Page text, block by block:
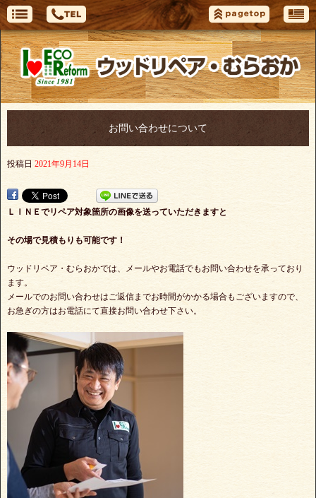
お問い合わせについて
投稿日 2021年9月14日
ＬＩＮＥでリペア対象箇所の画像を送っていただきますと
その場で見積もりも可能です！
ウッドリペア・むらおかでは、メールやお電話でもお問い合わせを承っており
ます。
メールでのお問い合わせはご返信までお時間がかかる場合もございますので、
お急ぎの方はお電話にて直接お問い合わせ下さい。